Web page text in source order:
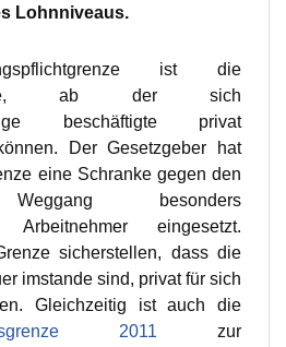
Lohnniveaus.
ist die
ab der sich
beschäftigte privat
Der Gesetzgeber hat
eine Schranke gegen den
Weggang besonders
Arbeitnehmer eingesetzt.
sicherstellen, dass die
imstande sind, privat für sich
Gleichzeitig ist auch die
2011 zur